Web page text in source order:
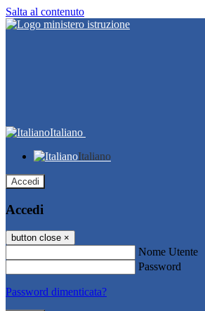
Salta al contenuto
Italiano
Italiano
Accedi
Accedi
button close ×
Nome Utente
Password
Password dimenticata?